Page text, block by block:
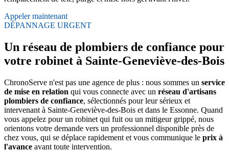
Appeler maintenant
DÉPANNAGE URGENT
Un réseau de plombiers de confiance pour
votre robinet à Sainte-Geneviève-des-Bois
ChronoServe n'est pas une agence de plus : nous sommes un service
de mise en relation qui vous connecte avec un réseau d'artisans
plombiers de confiance, sélectionnés pour leur sérieux et
intervenant à Sainte-Geneviève-des-Bois et dans le Essonne. Quand
vous appelez pour un robinet qui fuit ou un mitigeur grippé, nous
orientons votre demande vers un professionnel disponible près de
chez vous, qui se déplace rapidement et vous communique le prix à
l'avance avant toute intervention.